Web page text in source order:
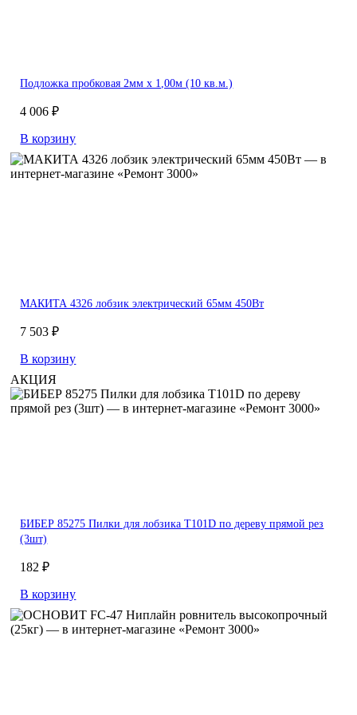
Подложка пробковая 2мм х 1,00м (10 кв.м.)
4 006 ₽
В корзину
МАКИТА 4326 лобзик электрический 65мм 450Вт
7 503 ₽
В корзину
АКЦИЯ
БИБЕР 85275 Пилки для лобзика T101D по дереву прямой рез
(3шт)
182 ₽
В корзину